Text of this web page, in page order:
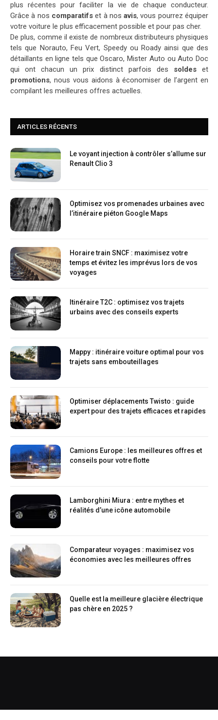
plus récentes pour faciliter la vie de chaque conducteur.
Grâce à nos comparatifset à nosavis, vous pourrez équiper
votre voiture le plus efficacement possible et pour pas cher.
De plus, comme il existe de nombreux distributeurs physiques
tels que Norauto, Feu Vert, Speedy ou Roady ainsi que des
détaillants en ligne tels que Oscaro, Mister Auto ou Auto Doc
qui ont chacun un prix distinct parfois des soldeset
promotions, nous vous aidons à économiser de l’argent en
compilant les meilleures offres actuelles.
ARTICLES RÉCENTS
Le voyant injection à contrôler s’allume sur
Renault Clio 3
Optimisez vos promenades urbaines avec
l’itinéraire piéton Google Maps
Horaire train SNCF : maximisez votre
temps et évitez les imprévus lors de vos
voyages
Itinéraire T2C : optimisez vos trajets
urbains avec des conseils experts
Mappy : itinéraire voiture optimal pour vos
trajets sans embouteillages
Optimiser déplacements Twisto : guide
expert pour des trajets efficaces et rapides
Camions Europe : les meilleures offres et
conseils pour votre flotte
Lamborghini Miura : entre mythes et
réalités d’une icône automobile
Comparateur voyages : maximisez vos
économies avec les meilleures offres
Quelle est la meilleure glacière électrique
pas chère en 2025 ?